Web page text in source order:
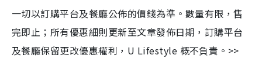
一切以訂購平台及餐廳公佈的價錢為準。數量有限，售
完即止；所有優惠細則更新至文章發佈日期，訂購平台
及餐廳保留更改優惠權利，U Lifestyle 概不負責。>>